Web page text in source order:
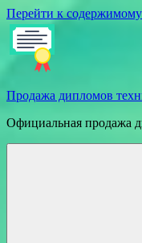
Перейти к содержимому
Продажа дипломов
Официальная продажа